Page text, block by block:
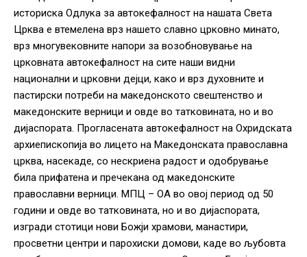
историска Одлука за автокефалност на нашата Света
Црква е втемелена врз нашето славно црковно минато,
врз многувековните напори за возобновување на
црковната автокефалност на сите наши видни
национални и црковни дејци, како и врз духовните и
пастирски потреби на македонското свештенство и
македонските верници и овде во татковината, но и во
дијаспората. Прогласената автокефалност на Охридската
архиепископија во лицето на Македонската православна
црква, насекаде, со нескриена радост и одобрување
била прифатена и пречекана од македонските
православни верници. МПЦ – ОА во овој период од 50
години и овде во татковината, но и во дијаспората,
изгради стотици нови Божји храмови, манастири,
просветни центри и парохиски домови, каде во љубовта